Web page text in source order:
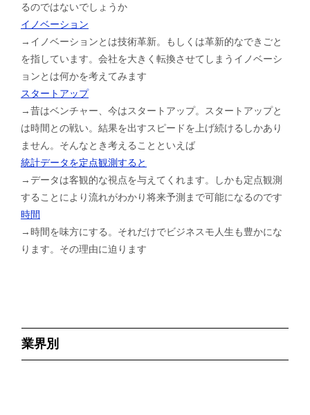
るのではないでしょうか
イノベーション
→イノベーションとは技術革新。もしくは革新的なできごと
を指しています。会社を大きく転換させてしまうイノベーシ
ョンとは何かを考えてみます
スタートアップ
→昔はベンチャー、今はスタートアップ。スタートアップと
は時間との戦い。結果を出すスピードを上げ続けるしかあり
ません。そんなとき考えることといえば
統計データを定点観測すると
→データは客観的な視点を与えてくれます。しかも定点観測
することにより流れがわかり将来予測まで可能になるのです
時間
→時間を味方にする。それだけでビジネスモ人生も豊かにな
ります。その理由に迫ります
業界別